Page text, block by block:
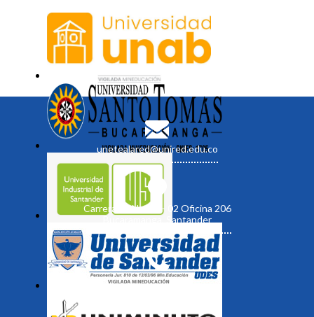
unetealared@unired.edu.co
Carrera 19 No. 35 - 02 Oficina 206
Bucaramanga, Santander